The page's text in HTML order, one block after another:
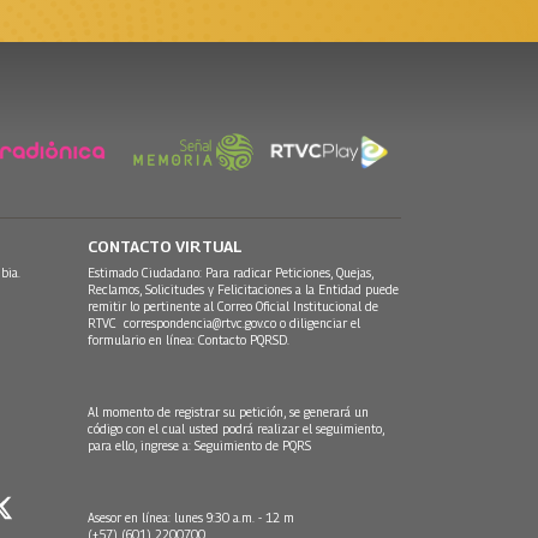
CONTACTO VIRTUAL
Estimado Ciudadano: Para radicar Peticiones, Quejas,
Reclamos, Solicitudes y Felicitaciones a la Entidad puede
remitir lo pertinente al Correo Oficial Institucional de
RTVC correspondencia@rtvc.gov.co o diligenciar el
formulario en línea: Contacto PQRSD.
Al momento de registrar su petición, se generará un
código con el cual usted podrá realizar el seguimiento,
para ello, ingrese a: Seguimiento de PQRS
Asesor en línea: lunes 9:30 a.m. - 12 m
(+57) (601) 2200700